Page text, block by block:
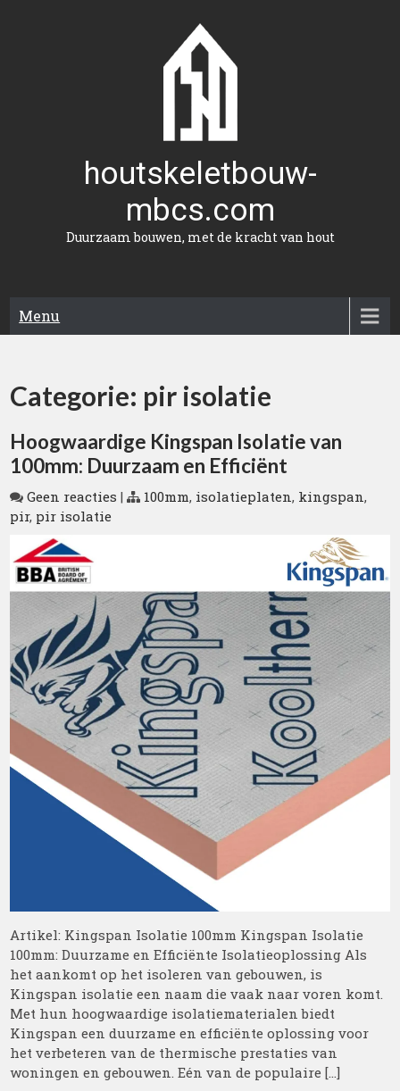
houtskeletbouw-
mbcs.com
Duurzaam bouwen, met de kracht van hout
Menu
Categorie: pir isolatie
Hoogwaardige Kingspan Isolatie van
100mm: Duurzaam en Efficiënt
Geen reacties | 100mm, isolatieplaten, kingspan,
pir, pir isolatie
Artikel: Kingspan Isolatie 100mm Kingspan Isolatie
100mm: Duurzame en Efficiënte Isolatieoplossing Als
het aankomt op het isoleren van gebouwen, is
Kingspan isolatie een naam die vaak naar voren komt.
Met hun hoogwaardige isolatiematerialen biedt
Kingspan een duurzame en efficiënte oplossing voor
het verbeteren van de thermische prestaties van
woningen en gebouwen. Eén van de populaire […]